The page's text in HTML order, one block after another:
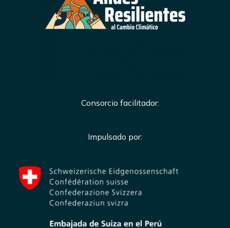
Consorcio facilitador:
Impulsado por: